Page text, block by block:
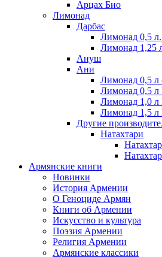
Арцах Био
Лимонад
Дарбас
Лимонад 0,5
Лимонад 1,25
Ануш
Ани
Лимонад 0,5 л
Лимонад 0,5
Лимонад 1,0
Лимонад 1,5
Другие
Натахтари
Армянские книги
Новинки
История Армении
О Геноциде Армян
Книги об Армении
Иcкусство и культура
Поэзия Армении
Религия Армении
Армянские классики